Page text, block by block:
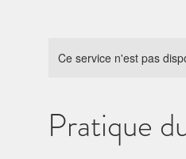
Ce service n'est pas
Pratique